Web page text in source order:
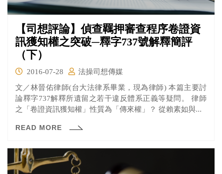
【司想評論】偵查羈押審查程序卷證資
訊獲知權之突破─釋字737號解釋簡評
（下）
2016-07-28
法操司想傳媒
文／林晉佑律師(台大法律系畢業，現為律師) 本篇主要討
論釋字737解釋所遺留之若干違反體系正義等疑問。 律師
之「卷證資訊獲知權」性質為「傳來權」？ 從賴素如與...
READ MORE